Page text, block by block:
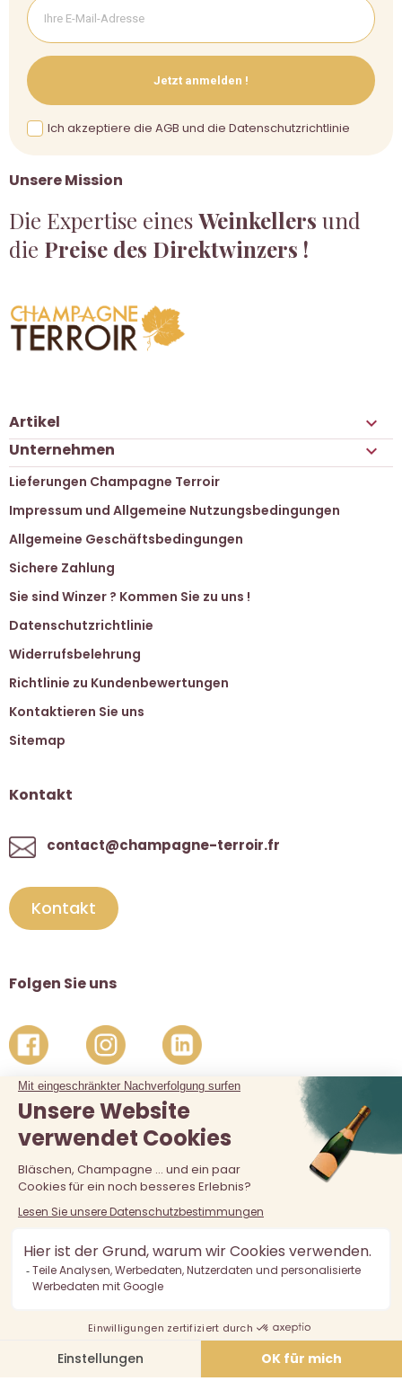
Unsere Mission
Die Expertise einesWeinkellers und
die Preise des Direktwinzers !
Jetzt anmelden !
Ich akzeptiere die AGB und die Datenschutzrichtlinie
Artikel 
Unternehmen 
Lieferungen Champagne Terroir
Impressum und Allgemeine Nutzungsbedingungen
Allgemeine Geschäftsbedingungen
Sichere Zahlung
Sie sind Winzer ? Kommen Sie zu uns !
Datenschutzrichtlinie
Widerrufsbelehrung
Richtlinie zu Kundenbewertungen
Kontaktieren Sie uns
Sitemap
Kontakt
contact@champagne-terroir.fr
Kontakt
Folgen Sie uns
Der Verkauf von Alkohol an unter 18-Jährige ist verboten.
Alkoholmissbrauch ist gefährlich für die Gesundheit, in